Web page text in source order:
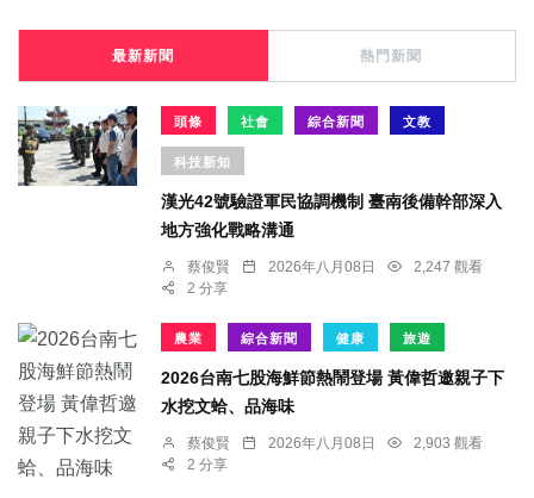
最新新聞 熱門新聞
頭條 社會 綜合新聞 文教
科技新知
漢光42號驗證軍民協調機制 臺南後備幹部深入
地方強化戰略溝通
蔡俊賢 2026年八月08日
2,247 觀看
2 分享
農業 綜合新聞 健康 旅遊
2026台南七股海鮮節熱鬧登場 黃偉哲邀親子下
水挖文蛤、品海味
蔡俊賢 2026年八月08日
2,903 觀看
2 分享